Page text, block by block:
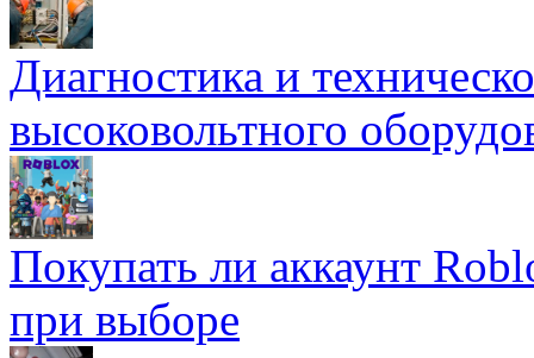
Диагностика и
высоковольтного
Покупать ли аккаунт
при выборе